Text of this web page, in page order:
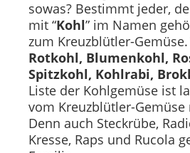
sowas? Bestimmt jeder,
mit “Kohl” im Namen
zum Kreuzblütler-Gemüse.
Rotkohl, Blumenkohl,
Spitzkohl, Kohlrabi,
Liste der Kohlgemüse ist
vom Kreuzblütler-Gemüse
Denn auch Steckrübe,
Kresse, Raps und Rucola